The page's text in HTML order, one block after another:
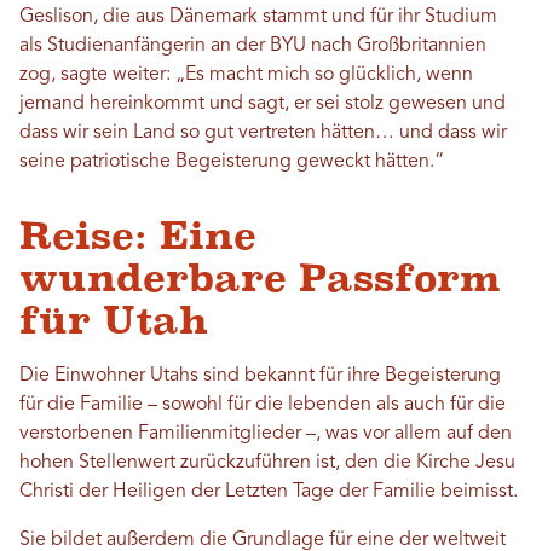
Geslison, die aus Dänemark stammt und für ihr Studium
als Studienanfängerin an der BYU nach Großbritannien
zog, sagte weiter: „Es macht mich so glücklich, wenn
jemand hereinkommt und sagt, er sei stolz gewesen und
dass wir sein Land so gut vertreten hätten… und dass wir
seine patriotische Begeisterung geweckt hätten.“
Reise: Eine
wunderbare Passform
für Utah
Die Einwohner Utahs sind bekannt für ihre Begeisterung
für die Familie – sowohl für die lebenden als auch für die
verstorbenen Familienmitglieder –, was vor allem auf den
hohen Stellenwert zurückzuführen ist, den die Kirche Jesu
Christi der Heiligen der Letzten Tage der Familie beimisst.
Sie bildet außerdem die Grundlage für eine der weltweit